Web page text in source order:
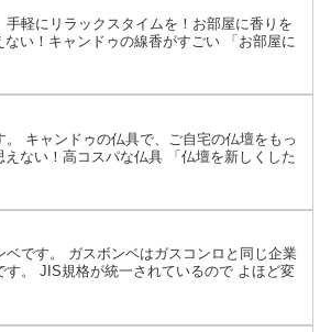
手軽にリラックスタイムを！お部屋に香りを
ない！キャンドゥの線香がすごい 「お部屋に
。 キャンドゥの仏具で、ご自宅の仏壇をもっ
えない！高コスパな仏具 「仏壇を新しくした
ベです。 ガスボンベはガスコンロと同じ企業
す。 JIS規格が統一されているので よほど変